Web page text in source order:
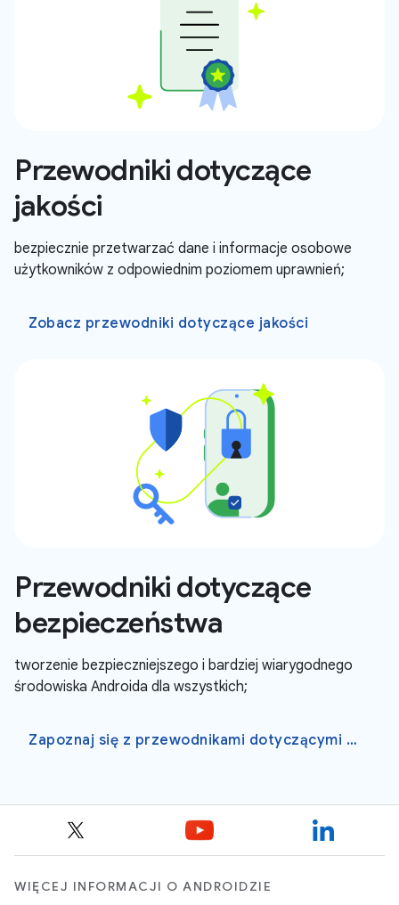
Przewodniki dotyczące
jakości
bezpiecznie przetwarzać dane i informacje osobowe
użytkowników z odpowiednim poziomem uprawnień;
Zobacz przewodniki dotyczące jakości
Przewodniki dotyczące
bezpieczeństwa
tworzenie bezpieczniejszego i bardziej wiarygodnego
środowiska Androida dla wszystkich;
Zapoznaj się z przewodnikami dotyczącymi bezpieczeństwa
WIĘCEJ INFORMACJI O ANDROIDZIE